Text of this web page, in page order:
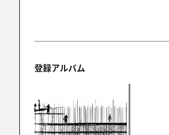
zenzou
登録アルバム